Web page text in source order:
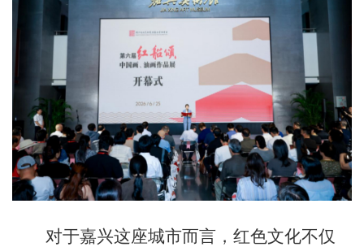
对于嘉兴这座城市而言，红色文化不仅